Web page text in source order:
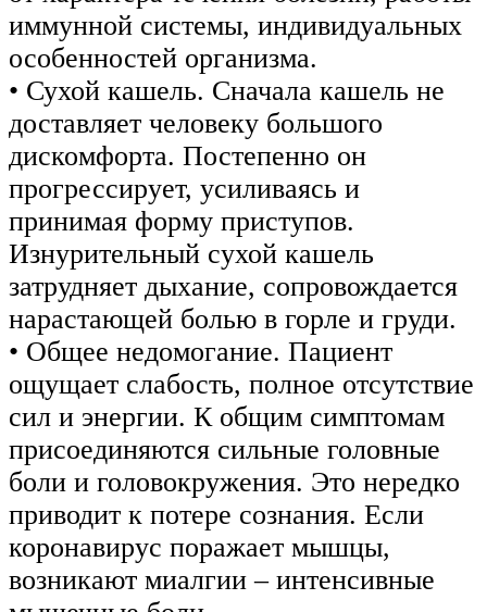
иммунной системы, индивидуальных
особенностей организма.
• Сухой кашель. Сначала кашель не
доставляет человеку большого
дискомфорта. Постепенно он
прогрессирует, усиливаясь и
принимая форму приступов.
Изнурительный сухой кашель
затрудняет дыхание, сопровождается
нарастающей болью в горле и груди.
• Общее недомогание. Пациент
ощущает слабость, полное отсутствие
сил и энергии. К общим симптомам
присоединяются сильные головные
боли и головокружения. Это нередко
приводит к потере сознания. Если
коронавирус поражает мышцы,
возникают миалгии – интенсивные